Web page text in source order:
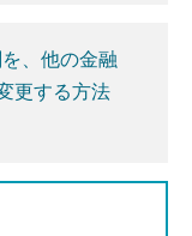
、他の金融
更する方法